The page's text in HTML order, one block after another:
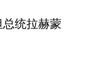
统拉赫蒙